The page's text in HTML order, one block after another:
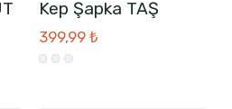
Kep Şapka TAŞ
399,99 ₺